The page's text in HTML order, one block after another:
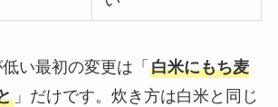
い最初の変更は「 白米にもち麦
」だけです。炊き方は白米と同じ